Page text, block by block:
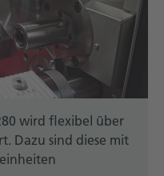
wird flexibel über
Dazu sind diese mit